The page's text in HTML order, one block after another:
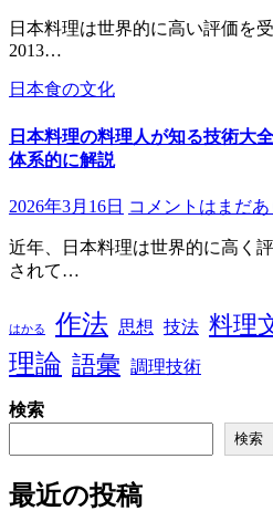
日本料理は世界的に高い評価を受けている料理文化です。
2013…
日本食の文化
日本料理の料理人が知る技術
体系的に解説
2026年3月16日 コメントはまだ
近年、日本料理は世界的に高く評価される食文化として注目
されて…
はかる 作法 思想 技法 料理
理論 語彙 調理技術
検索
検索
最近の投稿